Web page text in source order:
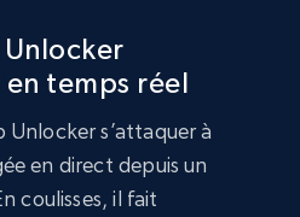
temps réel
Unlocker s’attaquer à
en direct depuis un
coulisses, il fait